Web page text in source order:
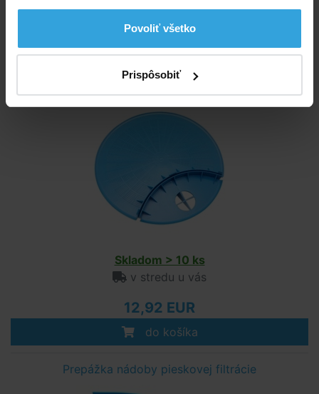
Povoliť všetko
Prispôsobiť
74,96 EUR
do košíka
Rošt nádoby pieskovej filtrácie
Skladom > 10 ks
v stredu u vás
12,92 EUR
do košíka
Prepážka nádoby pieskovej filtrácie